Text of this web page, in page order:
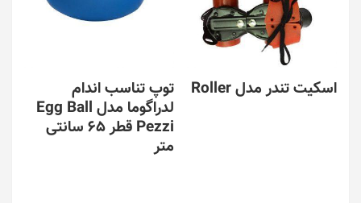
اسکیت تندر مدل Roller
توپ تناسب اندام
لدراگوما مدل Egg Ball
Pezzi قطر 65 سانتی
متر